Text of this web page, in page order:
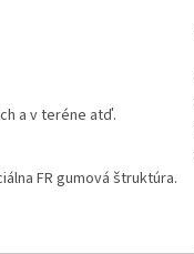
a v teréne atď.
FR gumová štruktúra.